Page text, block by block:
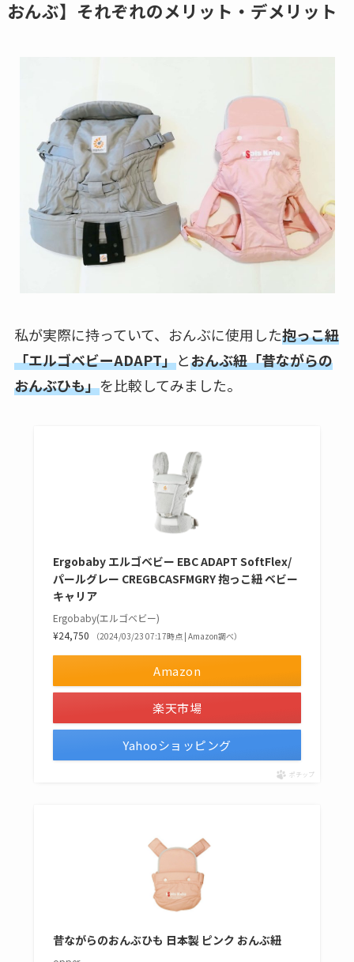
おんぶ】それぞれのメリット・デメリット
私が実際に持っていて、おんぶに使用した抱っこ紐
「エルゴベビーADAPT」とおんぶ紐「昔ながらの
おんぶひも」を比較してみました。
Ergobaby エルゴベビー EBC ADAPT SoftFlex/
パールグレー CREGBCASFMGRY 抱っこ紐 ベビー
キャリア
Ergobaby(エルゴベビー)
¥24,750
（2024/03/23 07:17時点 | Amazon調べ）
Amazon
楽天市場
Yahooショッピング
ポチップ
昔ながらのおんぶひも 日本製 ピンク おんぶ紐